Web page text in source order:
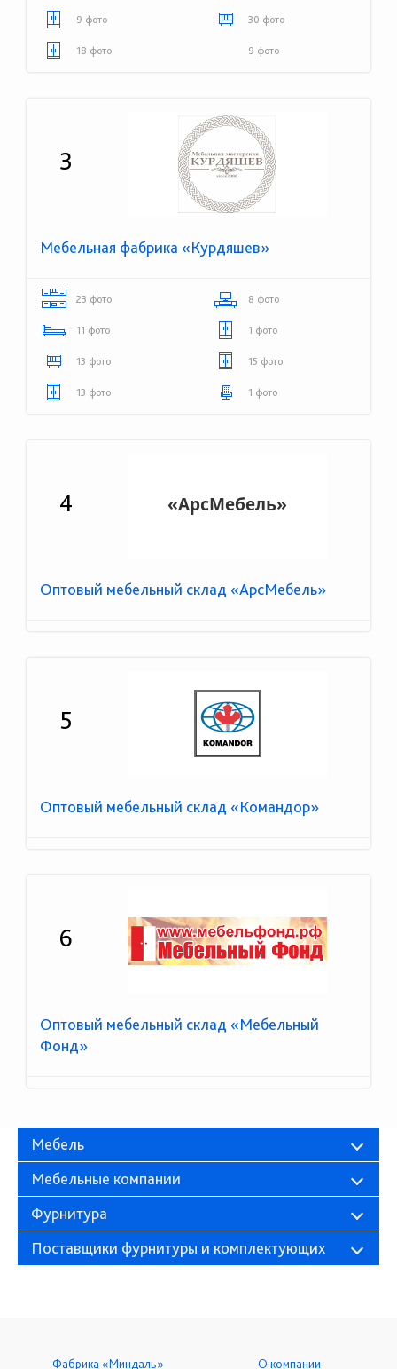
9 фото 30 фото
18 фото 9 фото
3
Мебельная фабрика «Курдяшев»
23 фото 8 фото
11 фото 1 фото
13 фото 15 фото
13 фото 1 фото
4
Оптовый мебельный склад «АрсМебель»
5
Оптовый мебельный склад «Командор»
6
Оптовый мебельный склад «Мебельный
Фонд»
Мебель
Мебельные компании
Фурнитура
Поставщики фурнитуры и комплектующих
Фабрика «Миндаль» О компании